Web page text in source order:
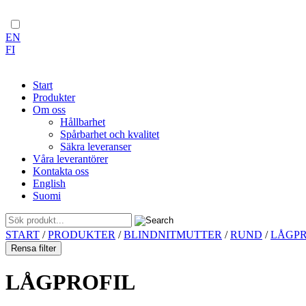
EN
FI
Start
Produkter
Om oss
Hållbarhet
Spårbarhet och kvalitet
Säkra leveranser
Våra leverantörer
Kontakta oss
English
Suomi
Skip
to
content
START /PRODUKTER /BLINDNITMUTTER /RUND /
Rensa filter
LÅGPROFIL